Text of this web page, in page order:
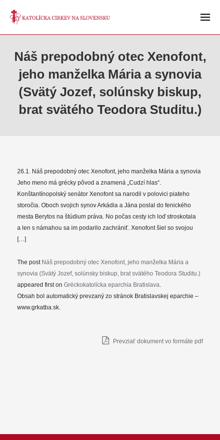
Náš prepodobný otec Xenofont,
jeho manželka Mária a synovia
(Svätý Jozef, solúnsky biskup,
brat svätého Teodora Studitu.)
26.1. Náš prepodobný otec Xenofont, jeho manželka Mária a synovia
Jeho meno má grécky pôvod a znamená „Cudzí hlas“.
Konštantínopolský senátor Xenofont sa narodil v polovici piateho
storočia. Oboch svojich synov Arkádia a Jána poslal do fenického
mesta Berytos na štúdium práva. No počas cesty ich loď stroskotala
a len s námahou sa im podarilo zachrániť. Xenofont šiel so svojou
[…]
The post Náš prepodobný otec Xenofont, jeho manželka Mária a
synovia (Svätý Jozef, solúnsky biskup, brat svätého Teodora Studitu.)
appeared first on Gréckokatolícka eparchia Bratislava.
Obsah bol automatický prevzaný zo stránok Bratislavskej eparchie –
www.grkatba.sk.
Prevziať dokument vo formáte pdf